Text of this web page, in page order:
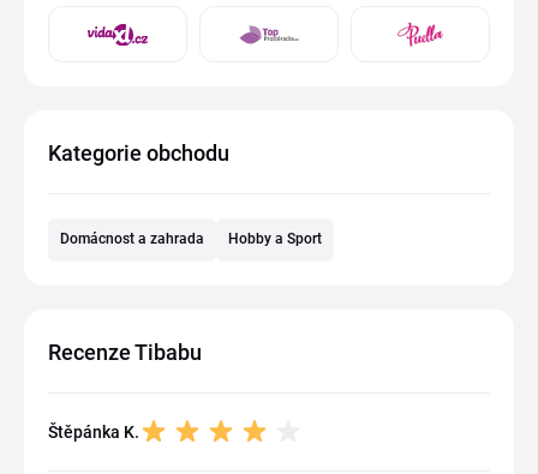
Kategorie obchodu
Domácnost a zahrada Hobby a Sport
Recenze Tibabu
Štěpánka K.